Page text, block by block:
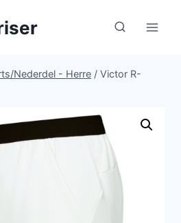
Nederdel - Herre / Victor R-